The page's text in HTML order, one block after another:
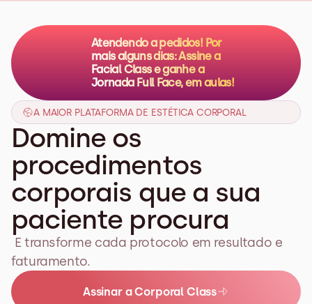
Atendendo a pedidos! Por
mais alguns dias: Assine a
Facial Class e ganhe a
Jornada Full Face, em aulas!
A MAIOR PLATAFORMA DE ESTÉTICA CORPORAL
Domine os
procedimentos
corporais que a sua
paciente procura
faturamento.
Assinar a Corporal Class